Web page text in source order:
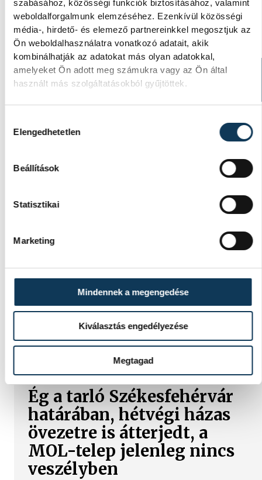
szabásához, közösségi funkciók biztosításához, valamint
weboldalforgalmunk elemzéséhez. Ezenkívül közösségi
média-, hirdető- és elemező partnereinkkel megosztjuk az
Ön weboldalhasználatra vonatkozó adatait, akik
kombinálhatják az adatokat más olyan adatokkal,
amelyeket Ön adott meg számukra vagy az Ön által
használt más szolgáltatásokból gyűjtöttek.
Elengedhetetlen
Beállítások
Statisztikai
Marketing
Mindennek a megengedése
Kiválasztás engedélyezése
Megtagad
TOVÁBBI CIKKEK
Tűz van a Csobánchegyen
vármegyében: Noszlopnál
bokros terület a Veszprém vármegyei
Noszlopnál a 8402-es út mellett.
Ég a tarló Székesfehérvár
határában, hétvégi házas
övezetre is átterjedt, a
MOL-telep jelenleg nincs
veszélyben